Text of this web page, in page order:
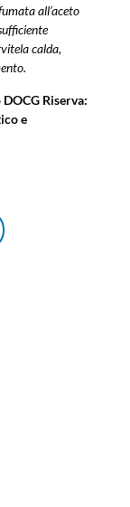
all’aceto
calda,
Riserva:
e